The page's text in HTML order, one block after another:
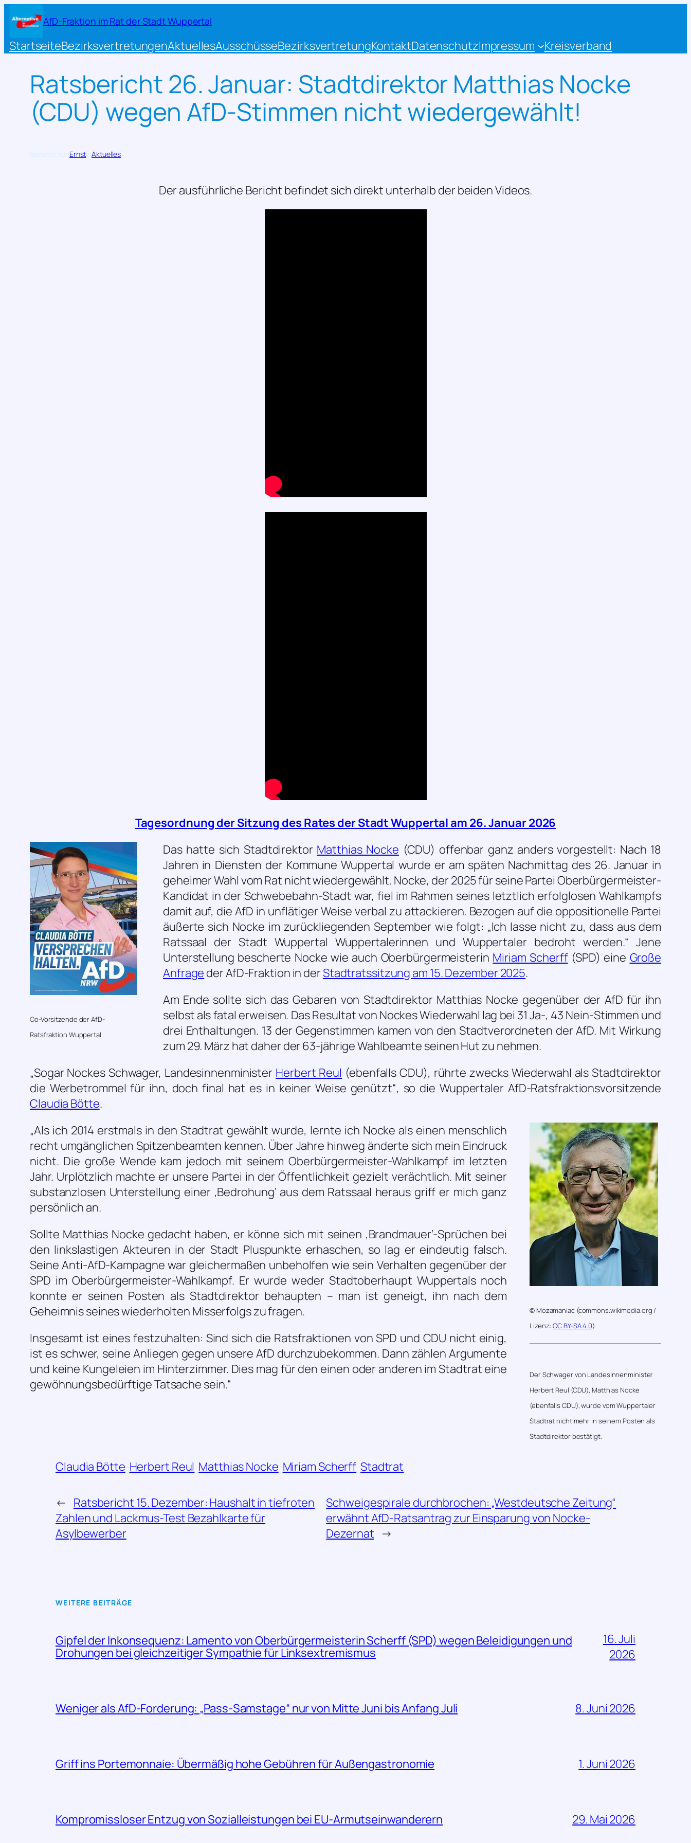
Inhalt
springen
AfD-Fraktion im Rat der Stadt Wuppertal
StartseiteBezirksvertretungenAktuellesAusschüsseBezirksvertretungKontaktDatenschutzImpressum Kreisverband
Ratsbericht 26. Januar: Stadtdirektor Matthias Nocke
(CDU) wegen AfD-Stimmen nicht wiedergewählt!
Verfasst vonErnstinAktuelles
Der ausführliche Bericht befindet sich direkt unterhalb der beiden Videos.
Tagesordnung der Sitzung des Rates der Stadt Wuppertal am 26. Januar 2026
Co-Vorsitzende der AfD-
Ratsfraktion Wuppertal
Das hatte sich Stadtdirektor Matthias Nocke (CDU) offenbar ganz anders vorgestellt: Nach 18
Jahren in Diensten der Kommune Wuppertal wurde er am späten Nachmittag des 26. Januar in
geheimer Wahl vom Rat nicht wiedergewählt. Nocke, der 2025 für seine Partei Oberbürgermeister-
Kandidat in der Schwebebahn-Stadt war, fiel im Rahmen seines letztlich erfolglosen Wahlkampfs
damit auf, die AfD in unflätiger Weise verbal zu attackieren. Bezogen auf die oppositionelle Partei
äußerte sich Nocke im zurückliegenden September wie folgt: „Ich lasse nicht zu, dass aus dem
Ratssaal der Stadt Wuppertal Wuppertalerinnen und Wuppertaler bedroht werden.“ Jene
Unterstellung bescherte Nocke wie auch Oberbürgermeisterin Miriam Scherff(SPD) eine Große
Anfrage der AfD-Fraktion in derStadtratssitzung am 15. Dezember 2025.
Am Ende sollte sich das Gebaren von Stadtdirektor Matthias Nocke gegenüber der AfD für ihn
selbst als fatal erweisen. Das Resultat von Nockes Wiederwahl lag bei 31 Ja-, 43 Nein-Stimmen und
drei Enthaltungen. 13 der Gegenstimmen kamen von den Stadtverordneten der AfD. Mit Wirkung
zum 29. März hat daher der 63-jährige Wahlbeamte seinen Hut zu nehmen.
„Sogar Nockes Schwager, Landesinnenminister Herbert Reul (ebenfalls CDU), rührte zwecks Wiederwahl als Stadtdirektor
die Werbetrommel für ihn, doch final hat es in keiner Weise genützt“, so die Wuppertaler AfD-Ratsfraktionsvorsitzende
Claudia Bötte.
© Mozamaniac (commons.wikimedia.org /
Lizenz:CC BY-SA 4.0)
Der Schwager von Landesinnenminister
Herbert Reul (CDU), Matthias Nocke
(ebenfalls CDU), wurde vom Wuppertaler
Stadtrat nicht mehr in seinem Posten als
Stadtdirektor bestätigt.
„Als ich 2014 erstmals in den Stadtrat gewählt wurde, lernte ich Nocke als einen menschlich
recht umgänglichen Spitzenbeamten kennen. Über Jahre hinweg änderte sich mein Eindruck
nicht. Die große Wende kam jedoch mit seinem Oberbürgermeister-Wahlkampf im letzten
Jahr. Urplötzlich machte er unsere Partei in der Öffentlichkeit gezielt verächtlich. Mit seiner
substanzlosen Unterstellung einer ‚Bedrohung‘ aus dem Ratssaal heraus griff er mich ganz
persönlich an.
Sollte Matthias Nocke gedacht haben, er könne sich mit seinen ‚Brandmauer‘-Sprüchen bei
den linkslastigen Akteuren in der Stadt Pluspunkte erhaschen, so lag er eindeutig falsch.
Seine Anti-AfD-Kampagne war gleichermaßen unbeholfen wie sein Verhalten gegenüber der
SPD im Oberbürgermeister-Wahlkampf. Er wurde weder Stadtoberhaupt Wuppertals noch
konnte er seinen Posten als Stadtdirektor behaupten – man ist geneigt, ihn nach dem
Geheimnis seines wiederholten Misserfolgs zu fragen.
Insgesamt ist eines festzuhalten: Sind sich die Ratsfraktionen von SPD und CDU nicht einig,
ist es schwer, seine Anliegen gegen unsere AfD durchzubekommen. Dann zählen Argumente
und keine Kungeleien im Hinterzimmer. Dies mag für den einen oder anderen im Stadtrat eine
gewöhnungsbedürftige Tatsache sein.“
Claudia Bötte Herbert Reul Matthias Nocke Miriam Scherff Stadtrat
← Ratsbericht 15. Dezember: Haushalt in tiefroten
Zahlen und Lackmus-Test Bezahlkarte für
Asylbewerber
Schweigespirale durchbrochen: „Westdeutsche Zeitung“
erwähnt AfD-Ratsantrag zur Einsparung von Nocke-
Dezernat →
WEITERE BEITRÄGE
Gipfel der Inkonsequenz: Lamento von Oberbürgermeisterin Scherff (SPD) wegen Beleidigungen und
Drohungen bei gleichzeitiger Sympathie für Linksextremismus
16. Juli
2026
Weniger als AfD-Forderung: „Pass-Samstage“ nur von Mitte Juni bis Anfang Juli 8. Juni 2026
Griff ins Portemonnaie: Übermäßig hohe Gebühren für Außengastronomie 1. Juni 2026
Kompromissloser Entzug von Sozialleistungen bei EU-Armutseinwanderern 29. Mai 2026